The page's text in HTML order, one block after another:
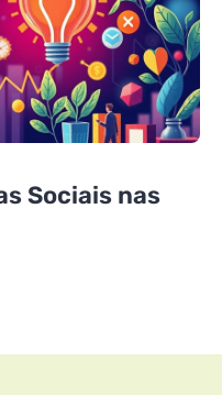
Sociais nas